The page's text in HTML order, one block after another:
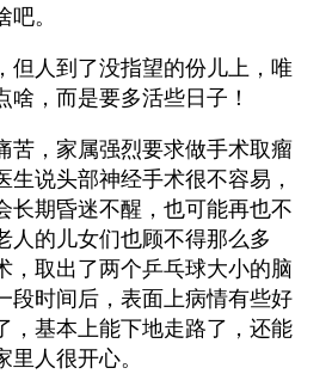
。
但人到了没指望的份儿上，唯
啥，而是要多活些日子！
苦，家属强烈要求做手术取瘤
生说头部神经手术很不容易，
长期昏迷不醒，也可能再也不
人的儿女们也顾不得那么多
，取出了两个乒乓球大小的脑
段时间后，表面上病情有些好
，基本上能下地走路了，还能
人很开心。